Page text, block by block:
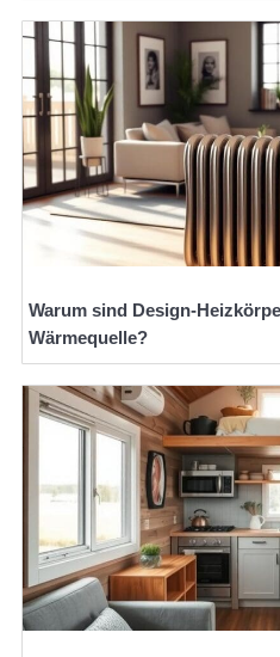
Warum sind Design-
Wärmequelle?